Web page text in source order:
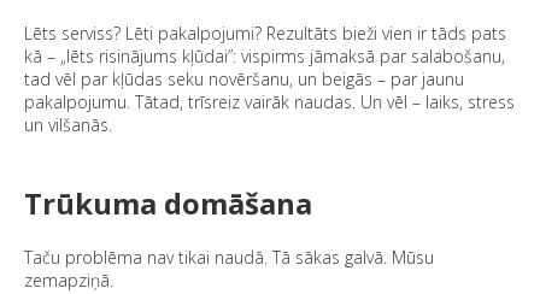
Lēts serviss? Lēti pakalpojumi? Rezultāts bieži vien ir tāds pats
kā – „lēts risinājums kļūdai”: vispirms jāmaksā par salabošanu,
tad vēl par kļūdas seku novēršanu, un beigās – par jaunu
pakalpojumu. Tātad, trīsreiz vairāk naudas. Un vēl – laiks, stress
un vilšanās.
Trūkuma domāšana
Taču problēma nav tikai naudā. Tā sākas galvā. Mūsu
zemapziņā.